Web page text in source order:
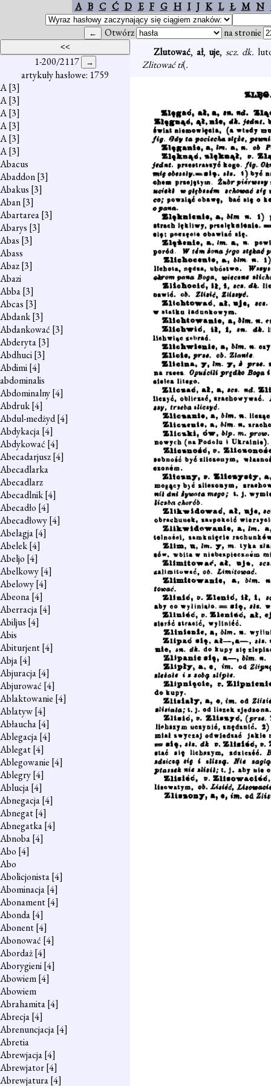
A B C Ć D E F G H I J K L Ł M N
Otwórz na stronie
1-200/2117
artykuły hasłowe: 1759
A[3]
A[3]
A[3]
A[3]
A[3]
A[3]
Abacus
Abaddon[3]
Abakus [3]
Aban[3]
Abartarea[3]
Abarys [3]
Abas [3]
Abass
Abaz[3]
Abazi
Abba[3]
Abcas [3]
Abdank[3]
Abdankować [3]
Abderyta[3]
Abdhuci[3]
Abdimi[4]
abdominalis
Abdominalny[4]
Abdruk[4]
Abdul-medżyd[4]
Abdykacja[4]
Abdykować [4]
Abecadarjusz[4]
Abecadlarka
Abecadlarz
Abecadlnik[4]
Abecadło [4]
Abecadłowy[4]
Abelagja[4]
Abelek[4]
Abeljo [4]
Abelkowy[4]
Abelowy[4]
Abeona[4]
Aberracja[4]
Abiljus [4]
Abis
Abiturjent[4]
Abja[4]
Abjuracja[4]
Abjurować [4]
Ablaktowanie [4]
Ablatyw[4]
Abłaucha[4]
Ablegacja[4]
Ablegat[4]
Ablegowanie [4]
Ablegry[4]
Ablucja[4]
Abnegacja[4]
Abnegat[4]
Abnegatka[4]
Abnoba[4]
Abo [4]
Abo
Abolicjonista[4]
Abominacja[4]
Abonament[4]
Abonda[4]
Abonent[4]
Abonować [4]
Abordaż[4]
Aborygieni[4]
Abowiem[4]
Abowiem
Abrahamita[4]
Abrecja[4]
Abrenuncjacja[4]
Abretia
Abrewjacja[4]
Abrewjator[4]
Abrewjatura[4]
Zlutować, ał, uje, scz. dk.
Zlitować ti(.